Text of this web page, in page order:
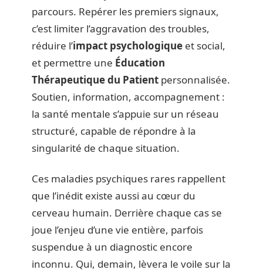
parcours. Repérer les premiers signaux,
c’est limiter l’aggravation des troubles,
réduire l’impact psychologique et social,
et permettre une Éducation
Thérapeutique du Patient personnalisée.
Soutien, information, accompagnement :
la santé mentale s’appuie sur un réseau
structuré, capable de répondre à la
singularité de chaque situation.
Ces maladies psychiques rares rappellent
que l’inédit existe aussi au cœur du
cerveau humain. Derrière chaque cas se
joue l’enjeu d’une vie entière, parfois
suspendue à un diagnostic encore
inconnu. Qui, demain, lèvera le voile sur la